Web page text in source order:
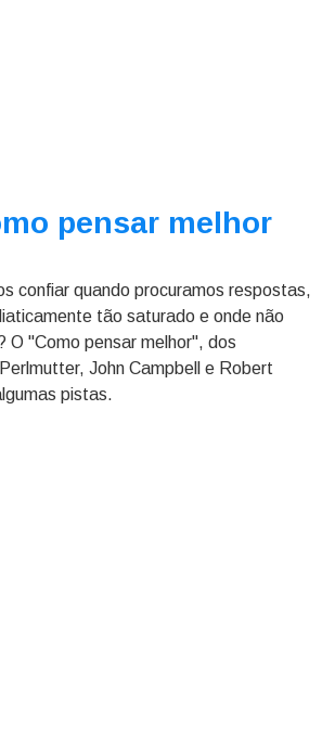
pensar melhor
confiar quando procuramos respostas,
tão saturado e onde não
O "Como pensar melhor", dos
John Campbell e Robert
pistas.